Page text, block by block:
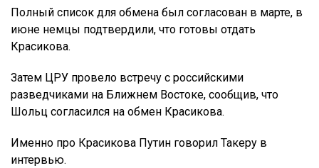
Полный список для обмена был согласован в марте, в
июне немцы подтвердили, что готовы отдать
Красикова.
Затем ЦРУ провело встречу с российскими
разведчиками на Ближнем Востоке, сообщив, что
Шольц согласился на обмен Красикова.
Именно про Красикова Путин говорил Такеру в
интервью.